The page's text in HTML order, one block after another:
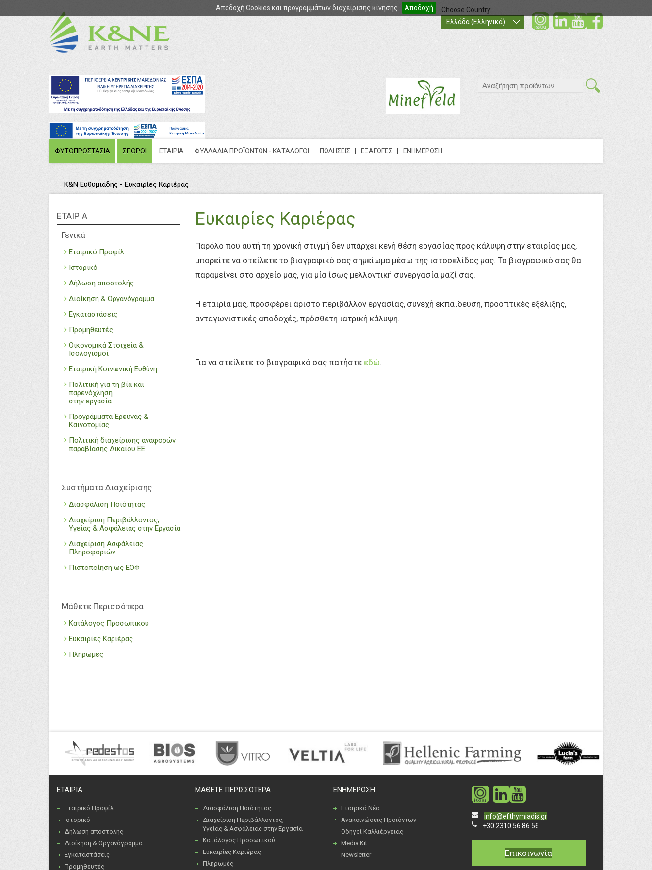
Αποδοχή Cookies και προγραμμάτων διαχείρισης κίνησης Αποδοχή
social
social
Choose Country:
Ελλάδα (Ελληνικά)
search
ΦΥΤΟΠΡΟΣΤΑΣΙΑ ΣΠΟΡΟΙ ΕΤΑΙΡΙΑ ΦΥΛΛΑΔΙΑ ΠΡΟΪΟΝΤΩΝ - ΚΑΤΑΛΟΓΟΙ ΠΩΛΗΣΕΙΣ ΕΞΑΓΩΓΕΣ ΕΝΗΜΕΡΩΣΗ
Κ&Ν Ευθυμιάδης - Ευκαιρίες Καριέρας
ΕΤΑΙΡΙΑ
Γενικά
Εταιρικό Προφίλ
Ιστορικό
Δήλωση αποστολής
Διοίκηση & Οργανόγραμμα
Εγκαταστάσεις
Προμηθευτές
Οικονομικά Στοιχεία &
Ισολογισμοί
Εταιρική Κοινωνική Ευθύνη
Πολιτική για τη βία και
παρενόχληση
στην εργασία
Προγράμματα Έρευνας &
Καινοτομίας
Πολιτική διαχείρισης αναφορών
παραβίασης Δικαίου ΕΕ
Συστήματα Διαχείρισης
Διασφάλιση Ποιότητας
Διαχείριση Περιβάλλοντος,
Υγείας & Ασφάλειας στην Εργασία
Διαχείριση Ασφάλειας
Πληροφοριών
Πιστοποίηση ως ΕΟΦ
Μάθετε Περισσότερα
Κατάλογος Προσωπικού
Ευκαιρίες Καριέρας
Πληρωμές
Ευκαιρίες Καριέρας
Παρόλο που αυτή τη χρονική στιγμή δεν υπάρχει κενή θέση εργασίας προς κάλυψη στην εταιρίας μας,
μπορείτε να στείλετε το βιογραφικό σας σημείωμα μέσω της ιστοσελίδας μας. Το βιογραφικό σας θα
παραμείνει στο αρχείο μας, για μία ίσως μελλοντική συνεργασία μαζί σας.
Η εταιρία μας, προσφέρει άριστο περιβάλλον εργασίας, συνεχή εκπαίδευση, προοπτικές εξέλιξης,
ανταγωνιστικές αποδοχές, πρόσθετη ιατρική κάλυψη.
Για να στείλετε το βιογραφικό σας πατήστε εδώ.
ΕΤΑΙΡΙΑ
Εταιρικό Προφίλ
Ιστορικό
Δήλωση αποστολής
Διοίκηση & Οργανόγραμμα
Εγκαταστάσεις
Προμηθευτές
ΜΑΘΕΤΕ ΠΕΡΙΣΣΟΤΕΡΑ
Διασφάλιση Ποιότητας
Διαχείριση Περιβάλλοντος,
Υγείας & Ασφάλειας στην Εργασία
Κατάλογος Προσωπικού
Ευκαιρίες Καριέρας
Πληρωμές
ΕΝΗΜΕΡΩΣΗ
Εταιρικά Νέα
Ανακοινώσεις Προϊόντων
Οδηγοί Καλλιέργειας
Media Kit
Newsletter
social
social
info@efthymiadis.gr
+30 2310 56 86 56
Επικοινωνία